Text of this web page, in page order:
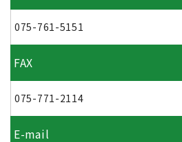
075-761-5151
FAX
075-771-2114
E-mail